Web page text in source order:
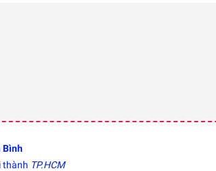
Bình
thành TP.HCM